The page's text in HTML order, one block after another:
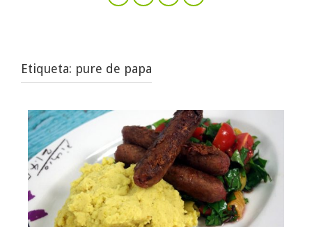
Etiqueta: pure de papa